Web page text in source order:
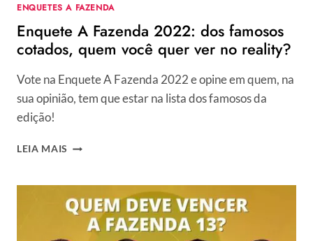
ENQUETES A FAZENDA
Enquete A Fazenda 2022: dos famosos
cotados, quem você quer ver no reality?
Vote na Enquete A Fazenda 2022 e opine em quem, na
sua opinião, tem que estar na lista dos famosos da
edição!
LEIA MAIS ENQUETE
2022:
DOS
FAMOSOS
COTADOS,